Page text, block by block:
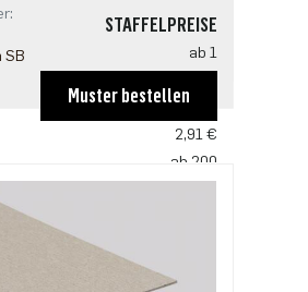
SB
STAFFELPREISE
ab 1
ab 100
2,91 €
ab 200
ab 1000
Muster bestellen